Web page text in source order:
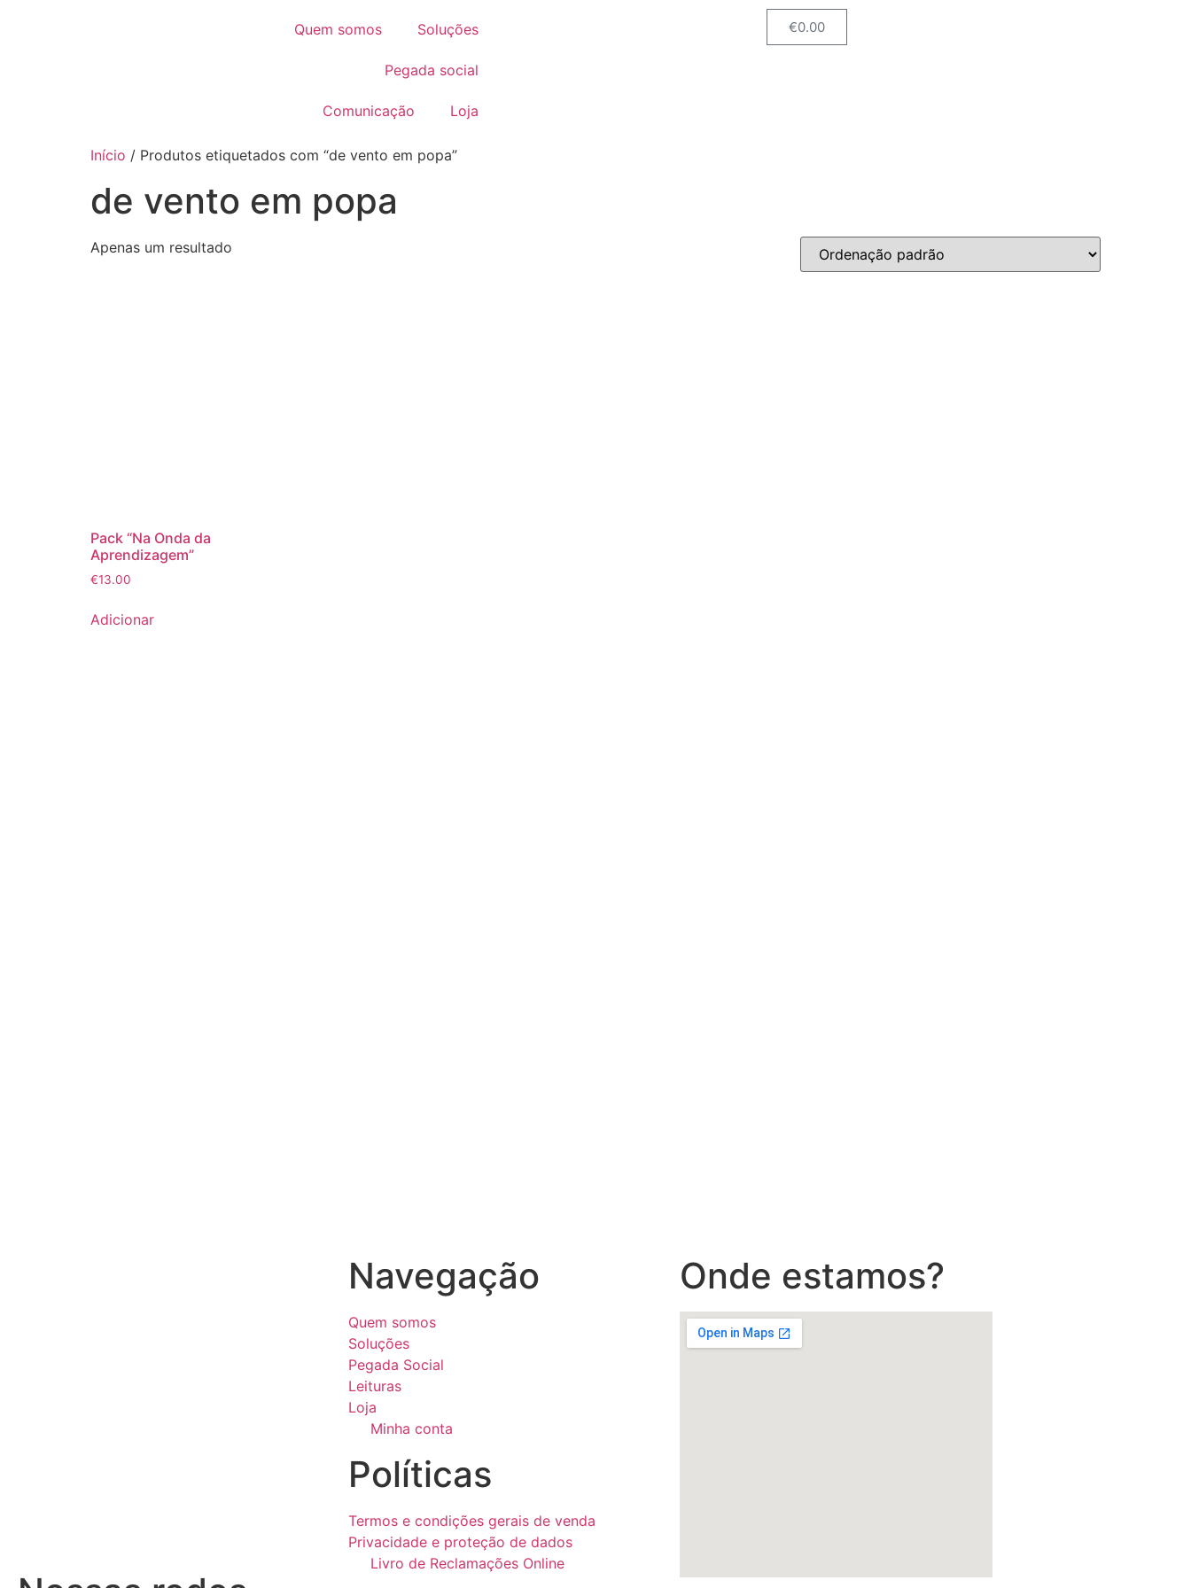
Quem somos Soluções
Pegada social
Comunicação Loja
€0.00
Início / Produtos etiquetados com “de vento em popa”
de vento em popa
Apenas um resultado
Pack “Na Onda da
Aprendizagem”
€13.00
Adicionar
Navegação
Quem somos
Soluções
Pegada Social
Leituras
Loja
Minha conta
Políticas
Termos e condições gerais de venda
Privacidade e proteção de dados
Livro de Reclamações Online
Onde estamos?